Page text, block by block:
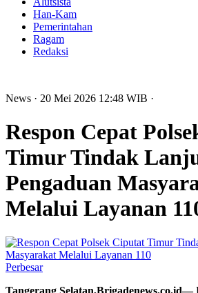
Han-Kam
Pemerintahan
Ragam
Redaksi
News · 20 Mei 2026 12:48 WIB ·
Respon Cepat
Timur Tindak
Pengaduan
Melalui Layanan
Perbesar
Tangerang Selatan,Brigadenews.co.id—